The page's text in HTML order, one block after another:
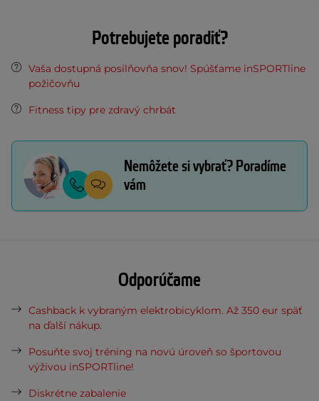
Potrebujete poradiť?
Vaša dostupná posilňovňa snov! Spúšťame inSPORTline
požičovňu
Fitness tipy pre zdravý chrbát
Nemôžete si vybrať? Poradíme
vám
Odporúčame
Cashback k vybraným elektrobicyklom. Až 350 eur späť
na ďalší nákup.
Posuňte svoj tréning na novú úroveň so športovou
výživou inSPORTline!
Diskrétne zabalenie